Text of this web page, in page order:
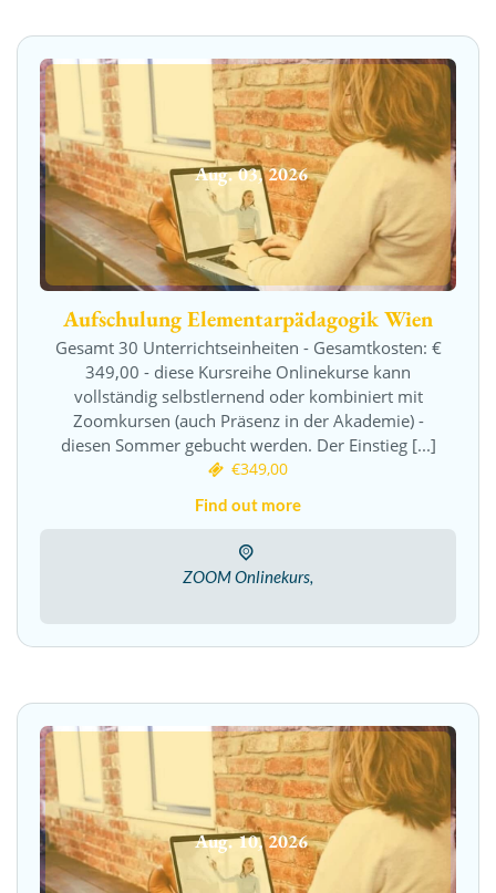
Aug. 03, 2026
Aufschulung Elementarpädagogik Wien
Gesamt 30 Unterrichtseinheiten - Gesamtkosten: €
349,00 - diese Kursreihe Onlinekurse kann
vollständig selbstlernend oder kombiniert mit
Zoomkursen (auch Präsenz in der Akademie) -
diesen Sommer gebucht werden. Der Einstieg [...]
€349,00
Find out more
ZOOM Onlinekurs,
Aug. 10, 2026